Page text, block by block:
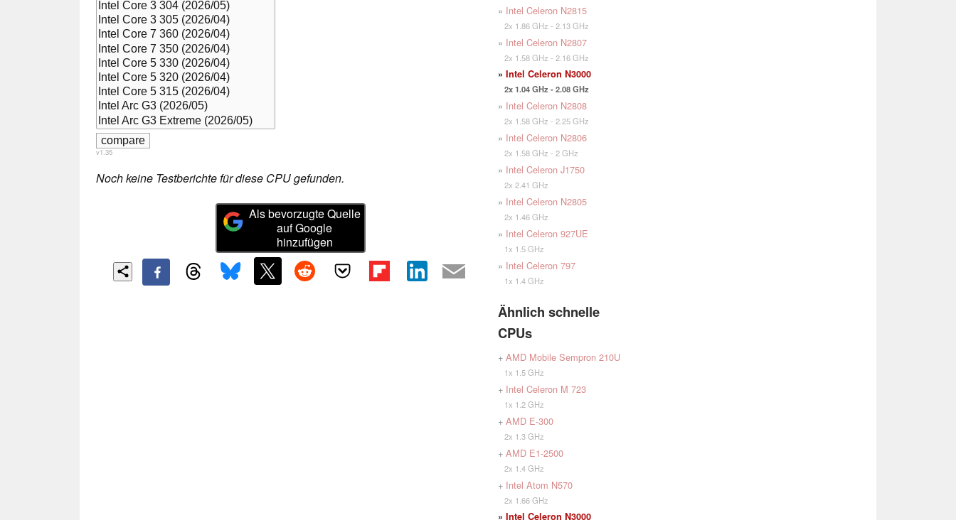
v1.35
Noch keine Testberichte für diese CPU gefunden.
Als bevorzugte Quelle
auf Google
hinzufügen
» Intel Celeron N2815
2x 1.86 GHz - 2.13 GHz
» Intel Celeron N2807
2x 1.58 GHz - 2.16 GHz
» Intel Celeron N3000
2x 1.04 GHz - 2.08 GHz
» Intel Celeron N2808
2x 1.58 GHz - 2.25 GHz
» Intel Celeron N2806
2x 1.58 GHz - 2 GHz
» Intel Celeron J1750
2x 2.41 GHz
» Intel Celeron N2805
2x 1.46 GHz
» Intel Celeron 927UE
1x 1.5 GHz
» Intel Celeron 797
1x 1.4 GHz
Ähnlich schnelle
CPUs
+ AMD Mobile Sempron 210U
1x 1.5 GHz
+ Intel Celeron M 723
1x 1.2 GHz
+ AMD E-300
2x 1.3 GHz
+ AMD E1-2500
2x 1.4 GHz
+ Intel Atom N570
2x 1.66 GHz
» Intel Celeron N3000